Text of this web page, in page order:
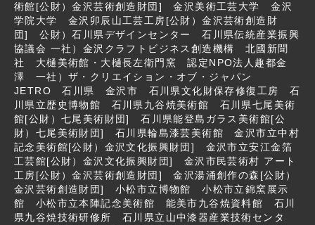
術館[公財）金沢芸術創造財団] 金沢美術工芸大学 金沢
学院大学 金沢卯辰山工芸工房[公財）金沢芸術創造財
団] 公財）石川県デザインセンター 石川県伝統産業振興
協議会 一社）金沢クラフトビジネス創造機構 北國新聞
社 大樋美術館・大樋長左衛門窯 認定NPO法人趣都金
澤 一社）ザ・クリエイション・オブ・ジャパン
JETRO 石川県 金沢市 石川県文化財保存修復工房 石
川県立歴史博物館 石川県九谷焼美術館 石川県七尾美術
館[公財）七尾美術財団] 石川県能登島ガラス美術館[公
財）七尾美術財団] 石川県輪島漆芸美術館 金沢市立中村
記念美術館[公財）金沢文化振興財団] 金沢市立安江金箔
工芸館[公財）金沢文化振興財団] 金沢市民芸術村 アート
工房[公財）金沢芸術創造財団] 金沢湯涌創作の森[公財）
金沢芸術創造財団] 小松市立博物館 小松市立錦窯展示
館 小松市立本陣記念美術館 能美市九谷焼資料館 石川
県九谷焼技術研修所 石川県立山中漆器産業技術センタ